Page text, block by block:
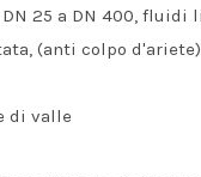
25 a DN 400, fluidi
(anti colpo
di valle